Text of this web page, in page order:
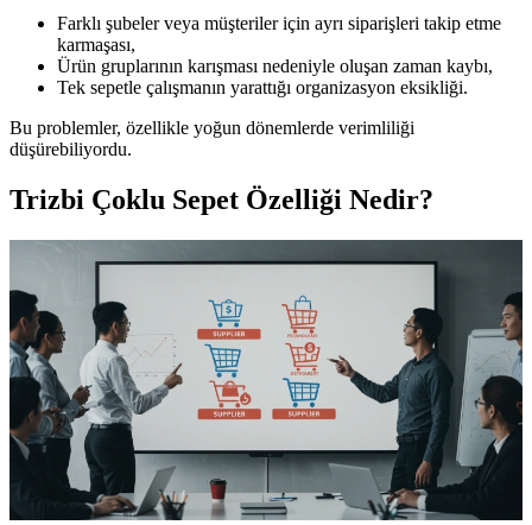
Farklı şubeler veya müşteriler için ayrı siparişleri takip etme
karmaşası,
Ürün gruplarının karışması nedeniyle oluşan zaman kaybı,
Tek sepetle çalışmanın yarattığı organizasyon eksikliği.
Bu problemler, özellikle yoğun dönemlerde verimliliği
düşürebiliyordu.
Trizbi Çoklu Sepet Özelliği Nedir?